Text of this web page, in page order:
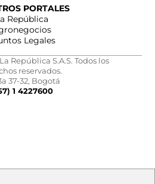
PORTALES
República
Legales
República S.A.S. Todos los
reservados.
37-32, Bogotá
1 4227600